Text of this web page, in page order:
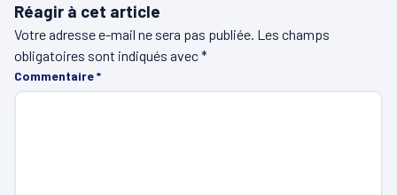
Réagir à cet article
Votre adresse e-mail ne sera pas publiée. Les champs
obligatoires sont indiqués avec*
Commentaire*